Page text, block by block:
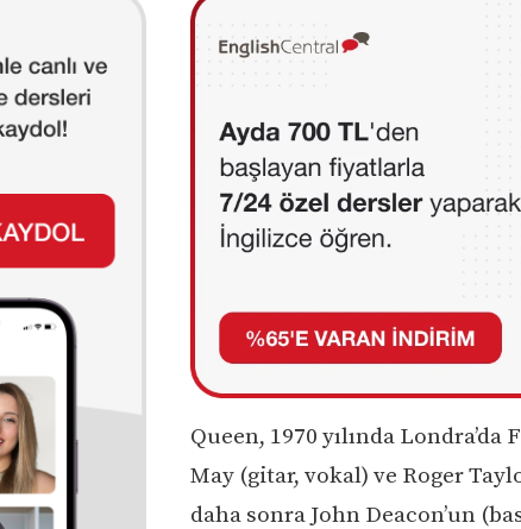
Queen, 1970 yılında
May (gitar, vokal) ve Roger
daha sonra John Deacon’un